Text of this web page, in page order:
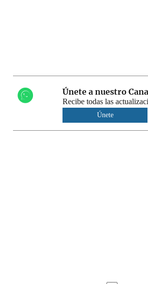
Únete a nuestro
Recibe todas las
Únete